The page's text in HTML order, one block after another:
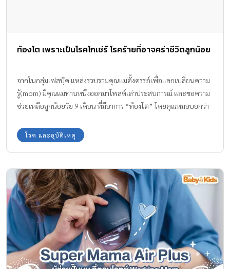
ท้องโต เพราะเป็นโรคโกเช่ร์ โรคร้ายที่อาจคร่าชีวิตลูกน้อย
จากในกลุ่มเฟสบุ๊ค แหล่งรวบรวมคุณแม่ตั้งครรภ์เพื่อแลกเปลี่ยนความ
รู้(mom) มีคุณแม่ท่านหนึ่งออกมาโพสต์เล่าประสบการณ์ และขอความ
ช่วยเหลือลูกน้อยวัย 9 เดือน ที่มีอาการ “ท้องโต” โดยคุณหมอบอกว่า
อาจจะอยู่ได้ไม่เกิน 2 ปี โรคโกเช่ร์ คืออะไร? โรคโกเช่ร์ เป็นโรคความ
ผิดปกติของการสะสมไขมันที่เกิดขึ้นจากพันธุกรรม เป็นโรคที่ยังพบได้
บกพร่องของเอนไซม์ ส่งผลให้มีการคั่งของสารไขมันในระบบเนื้อเยื่อ
ของร่างกาย มีระดับความรุนแรงและอาการที่แสดงออกมาแตกต่างกัน
ไปในแต่ละบุคคล ไขมันจะแทนที่เซลล์ปกติตามเนื้อเยื่อต่างๆ เช่น
ไขกระดูก ตับ ม้าม และปอด เกิดขึ้นได้ทั้งชายและหญิงพอๆ กัน การ
สังเกตโรคโกเช่ร์ ผู้ป่วยโรคนี้จะมีอาการท้องโตมากขึ้น ไม่มีอาการปวด
ท้อง ไม่อาเจียน ไม่มีไข้ กินอาหารได้ปกติ ปัสสาวะอุจจาระปกติ แต่น้ำ
หนักลดลง ไม่มีภาวะแทรกซ้อนขณะคลอด อาการของโรคโกเช่ร์ โรคนี้
ทำให้เกิดภาวะซีด เกล็ดเลือดต่ำ ตับม้ามโต ปวดกระดูก กระดูกบาง
โรค และอุบัติเหตุ